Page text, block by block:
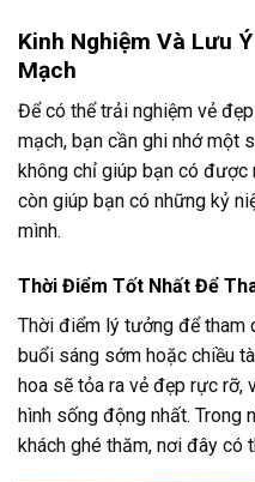
Kinh Nghiệm Và Lưu
Mạch
Để có thể trải nghiệm vẻ
mạch, bạn cần ghi nhớ một
không chỉ giúp bạn có
còn giúp bạn có những kỷ
mình.
Thời Điểm Tốt Nhất Để
Thời điểm lý tưởng để tham
buổi sáng sớm hoặc chiều
hoa sẽ tỏa ra vẻ đẹp rực
hình sống động nhất. Trong
khách ghé thăm, nơi đây có